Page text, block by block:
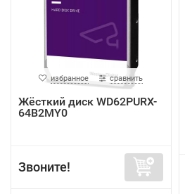
избранное сравнить
Жёсткий диск WD62PURX-
64B2MY0
Звоните!